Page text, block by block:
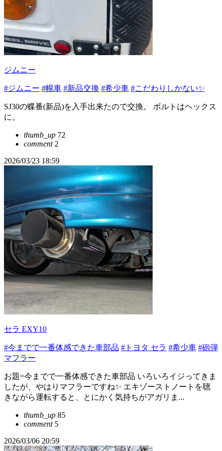
ジムニー
#ジムニー #幌車 #新品交換 #希少車 #こだわりしかない✨
SJ30の蝶番(新品)を入手出来たので交換。 ボルトはヘックス
に。
thumb_up 72
comment2
2026/03/23 18:59
セラ EXY10
#今までで一番体感できた車部品 #トヨタ セラ #希少車 #砲弾
マフラー
お題=今までで一番体感できた車部品 いろいろイジってきま
したが、やはりマフラーですね✨ エキゾーストノートを聴
きながら運転すると、とにかく気持ちがアガリま...
thumb_up 85
comment5
2026/03/06 20:59